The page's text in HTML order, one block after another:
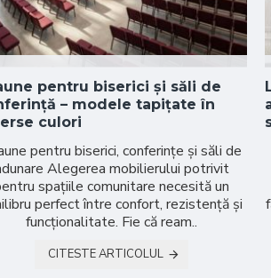
pentru biserici și săli de
– modele tapițate în
culori
pentru biserici, conferințe și săli de
Alegerea mobilierului potrivit
spațiile comunitare necesită un
perfect între confort, rezistență și
funcționalitate. Fie că ream..
CITESTE ARTICOLUL